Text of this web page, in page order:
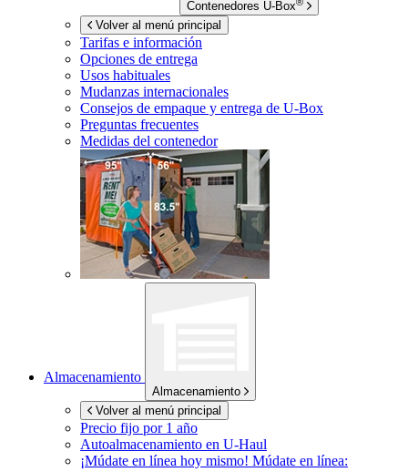
Contenedores U-Box
Volver al menú principal
Tarifas e información
Opciones de entrega
Usos habituales
Mudanzas internacionales
Consejos de empaque y entrega de U-Box
Preguntas frecuentes
Medidas del contenedor
Almacenamiento
Almacenamiento
Volver al menú principal
Precio fijo por 1 año
Autoalmacenamiento en U-Haul
¡Múdate en línea hoy mismo! Múdate en línea: